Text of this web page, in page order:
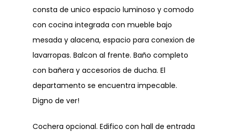
consta de unico espacio luminoso y comodo
con cocina integrada con mueble bajo
mesada y alacena, espacio para conexion de
lavarropas. Balcon al frente. Baño completo
con bañera y accesorios de ducha. El
departamento se encuentra impecable.
Digno de ver!
Cochera opcional. Edifico con hall de entrada